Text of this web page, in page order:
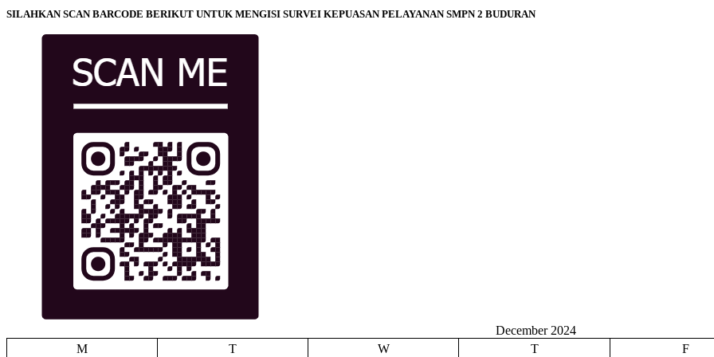
SILAHKAN SCAN BARCODE BERIKUT UNTUK MENGISI SURVEI KEPUASAN PELAYANAN SMPN 2 BUDURAN
December 2024
M
T W T F